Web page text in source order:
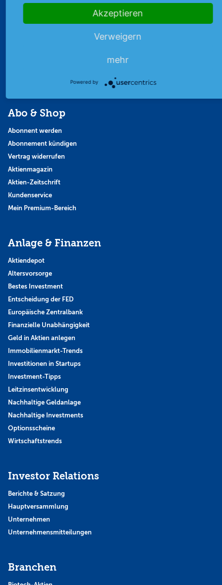
Abo & Shop
Abonnent werden
Abonnement kündigen
Vertrag widerrufen
Aktienmagazin
Aktien-Zeitschrift
Kundenservice
Mein Premium-Bereich
Anlage & Finanzen
Aktiendepot
Altersvorsorge
Bestes Investment
Entscheidung der FED
Europäische Zentralbank
Finanzielle Unabhängigkeit
Geld in Aktien anlegen
Immobilienmarkt-Trends
Investitionen in Startups
Investment-Tipps
Leitzinsentwicklung
Nachhaltige Geldanlage
Nachhaltige Investments
Optionsscheine
Wirtschaftstrends
Investor Relations
Berichte & Satzung
Hauptversammlung
Unternehmen
Unternehmensmitteilungen
Branchen
Akzeptieren
Verweigern
mehr
Powered by